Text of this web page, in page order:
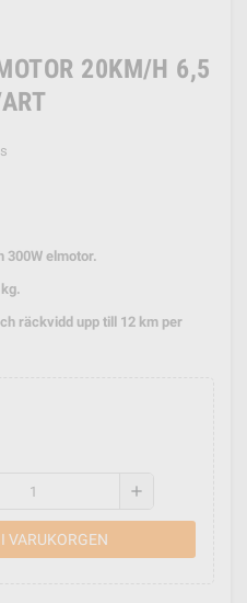
20KM/H 6,5
300W elmotor.
räckvidd upp till 12 km per
add
VARUKORGEN